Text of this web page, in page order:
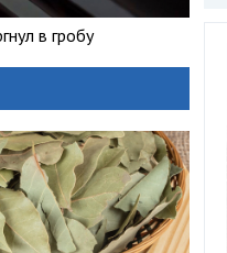
в гробу